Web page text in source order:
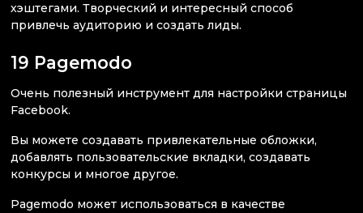
хэштегами. Творческий и интересный способ
привлечь аудиторию и создать лиды.
19 Pagemodo
Очень полезный инструмент для настройки страницы
Facebook.
Вы можете создавать привлекательные обложки,
добавлять пользовательские вкладки, создавать
конкурсы и многое другое.
Pagemodo может использоваться в качестве